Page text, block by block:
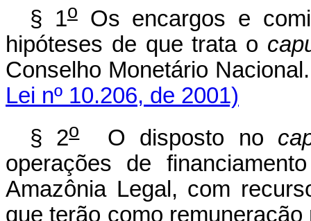
§ 1oOs encargos e
hipóteses de que trata o
Conselho
Lei nº 10.206, de 2001)
§ 2oO disposto no
operações de
Amazônia Legal, com
que terão como